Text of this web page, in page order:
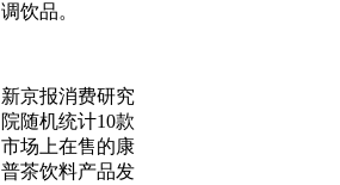
调饮品。
新京报消费研究
院随机统计10款
市场上在售的康
普茶饮料产品发